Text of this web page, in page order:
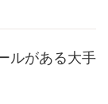
ルがある大手